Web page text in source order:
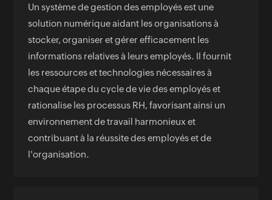
Un système de gestion des employés est une
solution numérique aidant les organisations à
stocker, organiser et gérer efficacement les
informations relatives à leurs employés. Il fournit
les ressources et technologies nécessaires à
chaque étape du cycle de vie des employés et
rationalise les processus RH, favorisant ainsi un
environnement de travail harmonieux et
contribuant à la réussite des employés et de
l'organisation.